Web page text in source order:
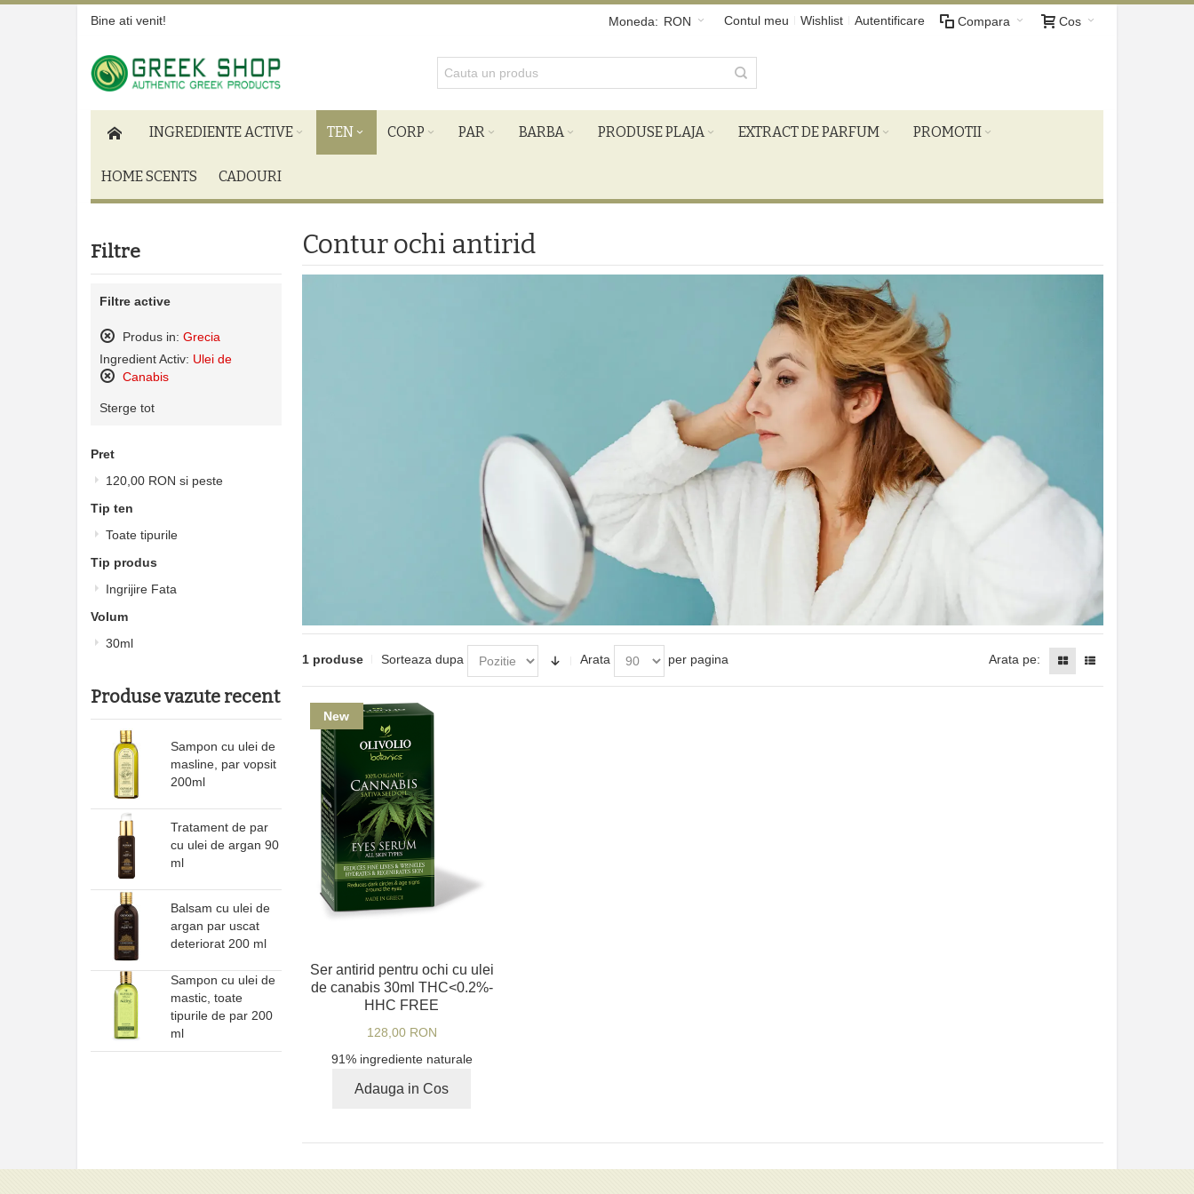
Bine ati venit! Cos
Compara
Contul meu Wishlist Autentificare
Moneda: RON
INGREDIENTE ACTIVE TEN CORP PAR BARBA PRODUSE PLAJA EXTRACT DE PARFUM PROMOTII
HOME SCENTS CADOURI
Contur ochi antirid
1 produse Sorteaza dupa Arata per pagina Arata pe:
New
Ser antirid pentru ochi cu ulei
de canabis 30ml THC<0.2%-
HHC FREE
128,00 RON
91% ingrediente naturale
Adauga in Cos
Filtre
Filtre active
Produs in: Grecia
Sterge
acest
produs
Ingredient Activ: Ulei de
Canabis
acest
Sterge tot
Pret
120,00 RON si peste
Tip ten
Toate tipurile
Tip produs
Ingrijire Fata
Volum
30ml
Produse vazute recent
Sampon cu ulei de
masline, par vopsit
200ml
Tratament de par
cu ulei de argan 90
ml
Balsam cu ulei de
argan par uscat
deteriorat 200 ml
Sampon cu ulei de
mastic, toate
tipurile de par 200
ml